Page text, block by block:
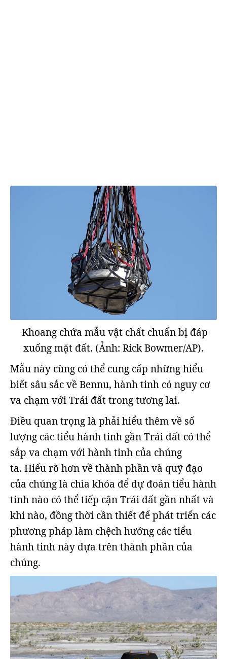
Khoang chứa mẫu vật chất chuẩn bị đáp
xuống mặt đất. (Ảnh: Rick Bowmer/AP).
Mẫu này cũng có thể cung cấp những hiểu
biết sâu sắc về Bennu, hành tinh có nguy cơ
va chạm với Trái đất trong tương lai.
Điều quan trọng là phải hiểu thêm về số
lượng các tiểu hành tinh gần Trái đất có thể
sắp va chạm với hành tinh của chúng
ta. Hiểu rõ hơn về thành phần và quỹ đạo
của chúng là chìa khóa để dự đoán tiểu hành
tinh nào có thể tiếp cận Trái đất gần nhất và
khi nào, đồng thời cần thiết để phát triển các
phương pháp làm chệch hướng các tiểu
hành tinh này dựa trên thành phần của
chúng.